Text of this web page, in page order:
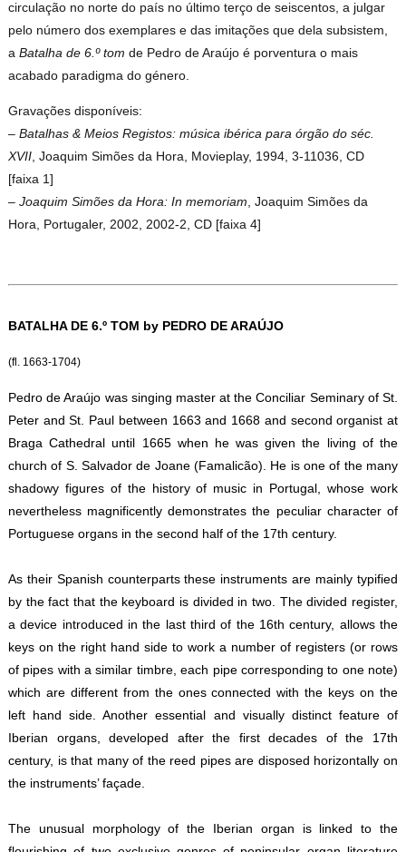
circulação no norte do país no último terço de seiscentos, a julgar
pelo número dos exemplares e das imitações que dela subsistem,
a Batalha de 6.º tom de Pedro de Araújo é porventura o mais
acabado paradigma do género.
Gravações disponíveis:
– Batalhas & Meios Registos: música ibérica para órgão do séc.
XVII , Joaquim Simões da Hora, Movieplay, 1994, 3-11036, CD
[faixa 1]
– Joaquim Simões da Hora: In memoriam , Joaquim Simões da
Hora, Portugaler, 2002, 2002-2, CD [faixa 4]
BATALHA DE 6.º TOM by PEDRO DE ARAÚJO
(fl. 1663-1704)
Pedro de Araújo was singing master at the Conciliar Seminary of St.
Peter and St. Paul between 1663 and 1668 and second organist at
Braga Cathedral until 1665 when he was given the living of the
church of S. Salvador de Joane (Famalicão). He is one of the many
shadowy figures of the history of music in Portugal, whose work
nevertheless magnificently demonstrates the peculiar character of
Portuguese organs in the second half of the 17th century.
As their Spanish counterparts these instruments are mainly typified
by the fact that the keyboard is divided in two. The divided register,
a device introduced in the last third of the 16th century, allows the
keys on the right hand side to work a number of registers (or rows
of pipes with a similar timbre, each pipe corresponding to one note)
which are different from the ones connected with the keys on the
left hand side. Another essential and visually distinct feature of
Iberian organs, developed after the first decades of the 17th
century, is that many of the reed pipes are disposed horizontally on
the instruments’ façade.
The unusual morphology of the Iberian organ is linked to the